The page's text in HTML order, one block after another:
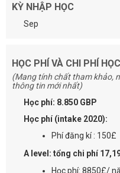
KỲ NHẬP HỌC
Sep
HỌC PHÍ VÀ CHI PHÍ
(Mang tính chất tham khảo,
thông tin mới nhất)
Học phí: 8.850 GBP
Học phí (intake 2020):
Phí đăng kí : 150£
A level: tổng chi phí
Học phí: 8850£/